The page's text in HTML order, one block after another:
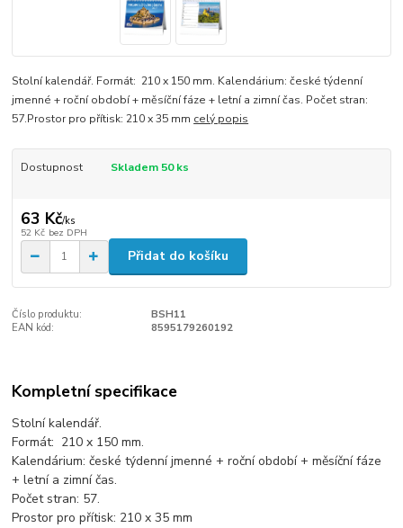
Stolní kalendář. Formát: 210 x 150 mm. Kalendárium: české týdenní
jmenné + roční období + měsíční fáze + letní a zimní čas. Počet stran:
57.Prostor pro přítisk: 210 x 35 mm celý popis
Dostupnost Skladem 50 ks
63 Kč/ks
52 Kč bez DPH
Přidat do košíku
Číslo produktu:
BSH11
EAN kód:
8595179260192
Kompletní specifikace
Stolní kalendář.
Formát: 210 x 150 mm.
Kalendárium: české týdenní jmenné + roční období + měsíční fáze
+ letní a zimní čas.
Počet stran: 57.
Prostor pro přítisk: 210 x 35 mm